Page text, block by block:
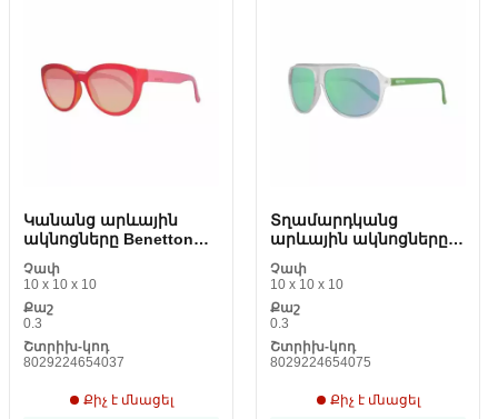
Կանանց արևային
ակնոցները Benetton
Չափ
10 x 10 x 10
Քաշ
0.3
Շտրիխ-կոդ
8029224654037
Քիչ է մնացել
Տղամարդկանց
արևային ակնոցները
61 mm
Չափ
10 x 10 x 10
Քաշ
0.3
Շտրիխ-կոդ
8029224654075
Քիչ է մնացել